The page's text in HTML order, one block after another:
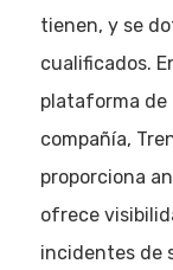
tienen, y se
cualificados.
plataforma de
compañía,
proporciona
ofrece
incidentes de